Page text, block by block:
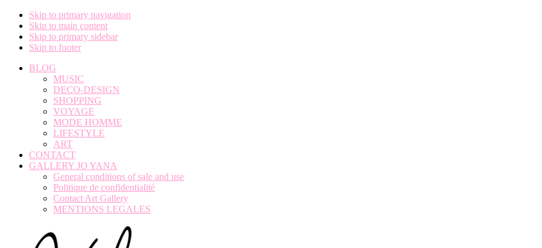
Skip to primary navigation
Skip to main content
Skip to primary sidebar
Skip to footer
BLOG
MUSIC
DECO-DESIGN
SHOPPING
VOYAGE
MODE HOMME
LIFESTYLE
ART
CONTACT
GALLERY JO YANA
General conditions of sale and use
Politique de confidentialité
Contact Art Gallery
MENTIONS LEGALES